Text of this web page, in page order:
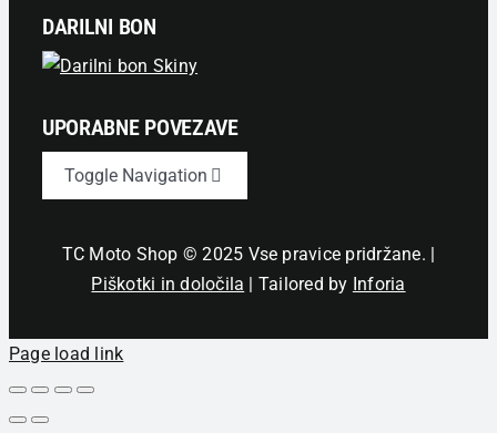
DARILNI BON
UPORABNE POVEZAVE
Toggle Navigation
Pogoji nakupa
TC Moto Shop © 2025 Vse pravice pridržane. |
Piškotki in določila | Tailored by Inforia
Page load link